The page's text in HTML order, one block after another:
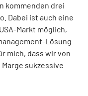
kommenden drei
Dabei ist auch eine
Markt möglich,
Lösung
mich, dass wir von
sukzessive